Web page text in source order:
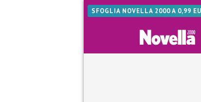
SFOGLIA NOVELLA 2000 A 0,99